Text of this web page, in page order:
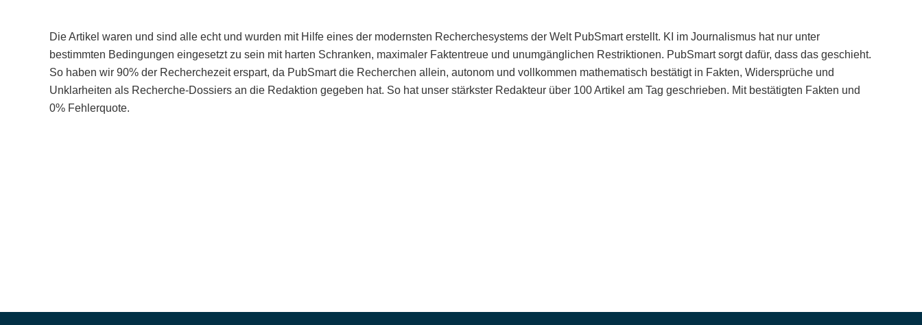
Die Artikel waren und sind alle echt und wurden mit Hilfe eines der modernsten Recherchesystems der Welt PubSmart erstellt. KI im Journalismus hat nur unter
bestimmten Bedingungen eingesetzt zu sein mit harten Schranken, maximaler Faktentreue und unumgänglichen Restriktionen. PubSmart sorgt dafür, dass das geschieht.
So haben wir 90% der Recherchezeit erspart, da PubSmart die Recherchen allein, autonom und vollkommen mathematisch bestätigt in Fakten, Widersprüche und
Unklarheiten als Recherche-Dossiers an die Redaktion gegeben hat. So hat unser stärkster Redakteur über 100 Artikel am Tag geschrieben. Mit bestätigten Fakten und
0% Fehlerquote.